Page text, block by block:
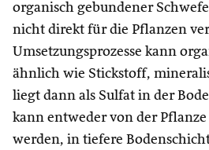
organisch gebundener
nicht direkt für die Pflanzen
Umsetzungsprozesse kann
ähnlich wie Stickstoff,
liegt dann als Sulfat in der
kann entweder von der
werden, in tiefere